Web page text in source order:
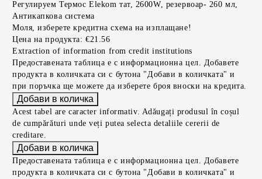
Регулируем Термос Elekom тат, 2600W, резервоар- 260 мл,
Антикапкова система
Моля, изберете кредитна схема на изплащане!
Цена на продукта: €21.56
Extraction of information from credit institutions
Предоставената таблица е с информационна цел. Добавете
продукта в количката си с бутона "Добави в количката" и
при поръчка ще можете да изберете броя вноски на кредита.
Acest tabel are caracter informativ. Adăugați produsul în coșul
de cumpărături unde veți putea selecta detaliile cererii de
creditare.
Предоставената таблица е с информационна цел. Добавете
продукта в количката си с бутона "Добави в количката" и